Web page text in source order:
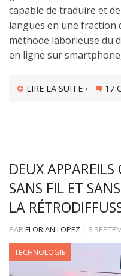
capable de traduire et
langues en une fraction
méthode laborieuse du
en ligne sur
LIRE LA SUITE › 17
DEUX
SANS FIL ET
LA
PARFLORIAN LOPEZ | 8
TECHNOLOGIE